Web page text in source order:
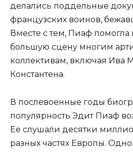
делались поддельные
французских воинов,
Вместе с тем, Пиаф помогла
большую сцену многим
коллективам, включая Ива
Константена.
В послевоенные годы
популярность Эдит Пиаф
Ее слушали десятки
разных частях Европы.